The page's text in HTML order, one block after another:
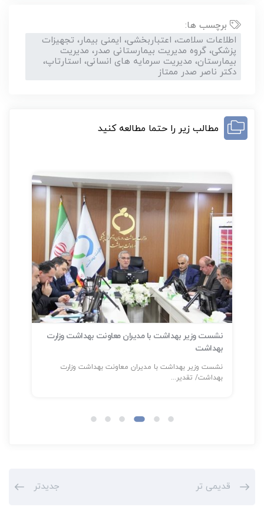
برچسب ها:
اطلاعات سلامت، اعتباربخشی، ایمنی بیمار، تجهیزات
پزشکی، گروه مدیریت بیمارستانی صدر، مدیریت
بیمارستان، مدیریت سرمایه های انسانی، استارتاپ،
دکتر ناصر صدر ممتاز
مطالب زیر را حتما مطالعه کنید
نشست وزیر بهداشت با مدیران معاونت بهداشت وزارت
بهداشت
نشست وزیر بهداشت با مدیران معاونت بهداشت وزارت
بهداشت/ تقدیر...
قدیمی تر جدیدتر